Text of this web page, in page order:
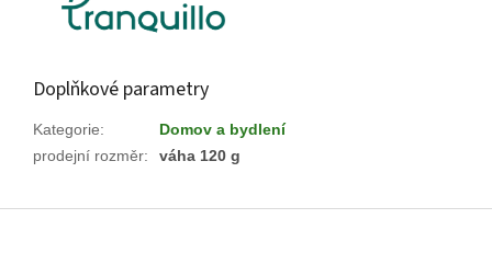
Doplňkové parametry
Kategorie:
Domov a bydlení
prodejní rozměr: váha 120 g
Z